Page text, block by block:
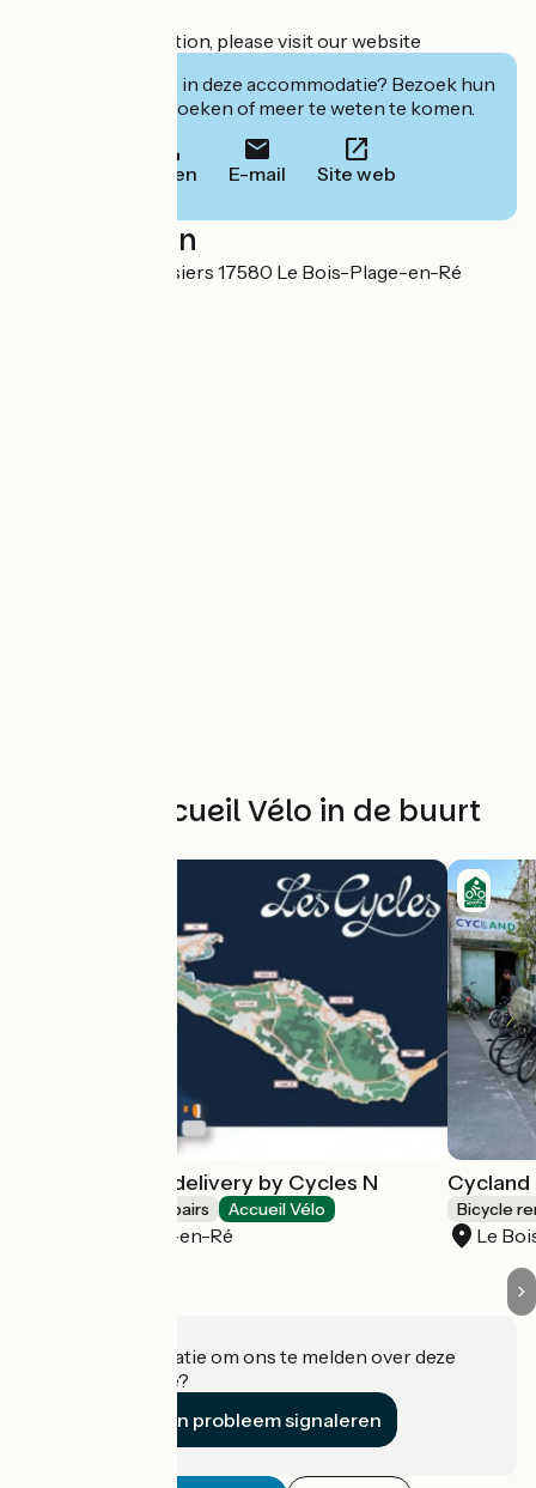
For more information, please visit our website
Geïnteresseerd in deze accommodatie? Bezoek hun
website om te boeken of meer te weten te komen.
Bellen E-mail Site web
Localisation
8 impasse des Rosiers 17580 Le Bois-Plage-en-Ré
Andere Accueil Vélo in de buurt
Bike rental and delivery by Cycles N
Bicycle rentals/ repairs Accueil Vélo
Le Bois-Plage-en-Ré
Cycland
Bicycle
Le
Heeft u informatie om ons te melden over deze
accommodatie?
Een probleem signaleren